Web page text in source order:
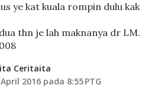
ye kat kuala rompin dulu kak
thn je lah maknanya dr LM.
Ceritaita
2016 pada 8:55 PTG